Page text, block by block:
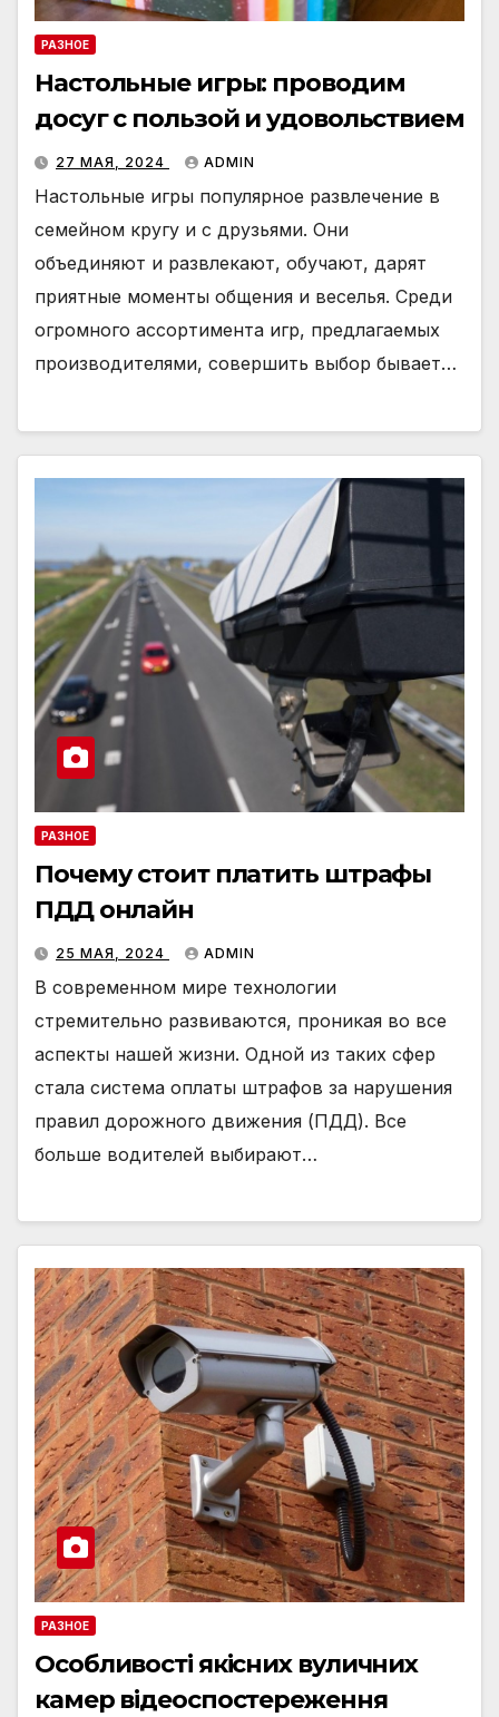
РАЗНОЕ
Настольные игры: проводим
досуг с пользой и удовольствием
27 МАЯ, 2024 ADMIN
Настольные игры популярное развлечение в
семейном кругу и с друзьями. Они
объединяют и развлекают, обучают, дарят
приятные моменты общения и веселья. Среди
огромного ассортимента игр, предлагаемых
производителями, совершить выбор бывает…
РАЗНОЕ
Почему стоит платить штрафы
ПДД онлайн
25 МАЯ, 2024 ADMIN
В современном мире технологии
стремительно развиваются, проникая во все
аспекты нашей жизни. Одной из таких сфер
стала система оплаты штрафов за нарушения
правил дорожного движения (ПДД). Все
больше водителей выбирают…
РАЗНОЕ
Особливості якісних вуличних
камер відеоспостереження